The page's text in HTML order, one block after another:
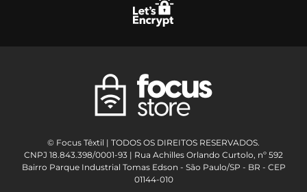
© Focus Têxtil | TODOS OS DIREITOS RESERVADOS.
CNPJ 18.843.398/0001-93 | Rua Achilles Orlando Curtolo, nº 592
Bairro Parque Industrial Tomas Edson - São Paulo/SP - BR - CEP
01144-010